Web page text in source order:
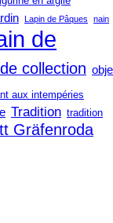
Lapin de Pâques nain
de
collection
aux intempéries
Tradition tradition
Gräfenroda